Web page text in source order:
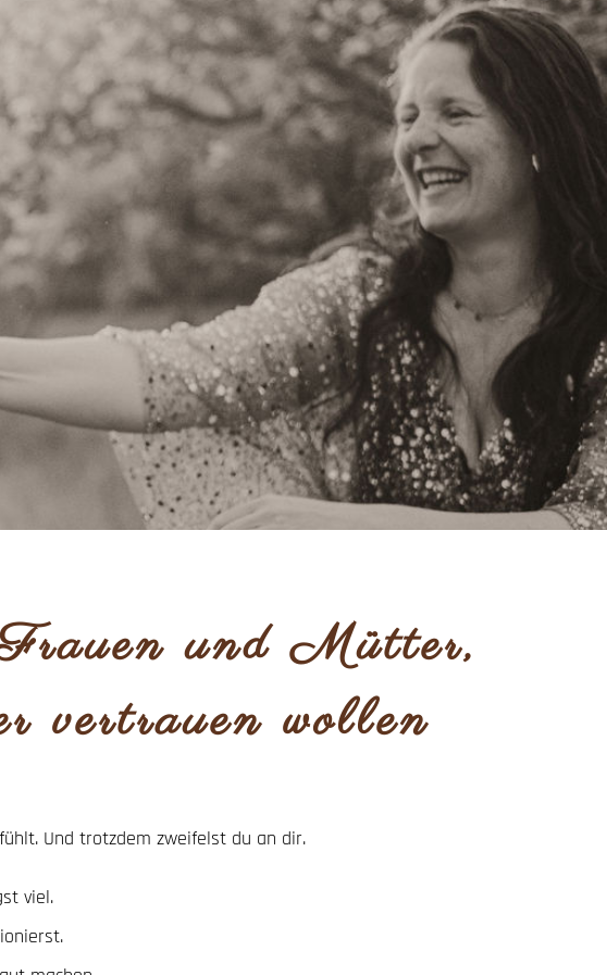
und Mütter,
vertrauen wollen
Und trotzdem zweifelst du an dir.
viel.